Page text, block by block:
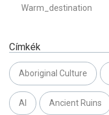
Warm_destination
Címkék
Aboriginal Culture
AI Ancient Ruins